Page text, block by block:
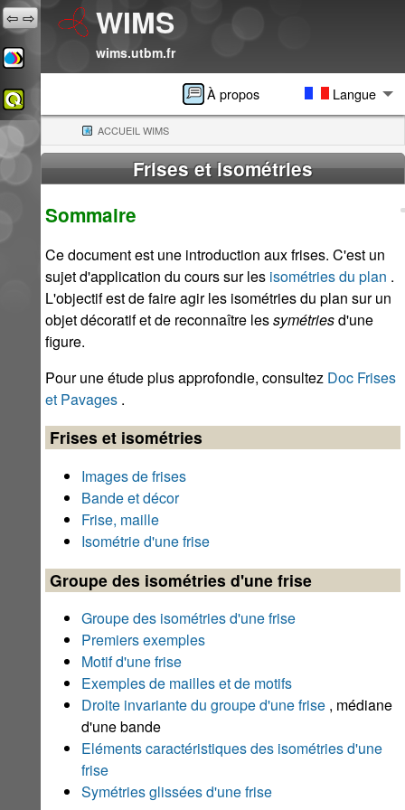
WIMS
wims.utbm.fr
À propos Langue
ACCUEIL WIMS(CURRENT)
Frises et isométries
Sommaire
Ce document est une introduction aux frises. C'est un
sujet d'application du cours sur les isométries du plan .
L'objectif est de faire agir les isométries du plan sur un
objet décoratif et de reconnaître lessymétriesd'une
figure.
Pour une étude plus approfondie, consultez Doc Frises
et Pavages.
Frises et isométries
Images de frises
Bande et décor
Frise, maille
Isométrie d'une frise
Groupe des isométries d'une frise
Groupe des isométries d'une frise
Premiers exemples
Motif d'une frise
Exemples de mailles et de motifs
Droite invariante du groupe d'une frise, médiane
d'une bande
Eléments caractéristiques des isométries d'une
frise
Symétries glissées d'une frise
⇦⇨